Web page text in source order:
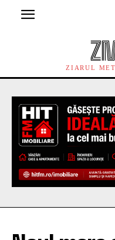
ZIARUL